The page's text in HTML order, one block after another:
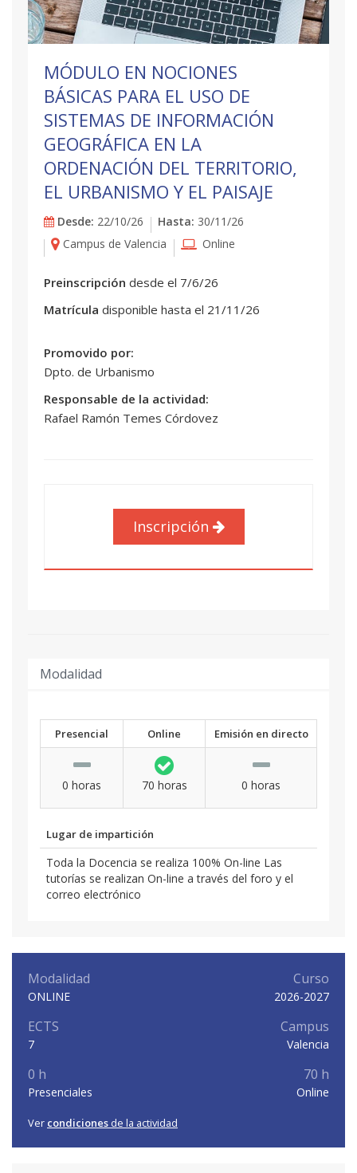
MÓDULO EN NOCIONES
BÁSICAS PARA EL USO DE
SISTEMAS DE INFORMACIÓN
GEOGRÁFICA EN LA
ORDENACIÓN DEL TERRITORIO,
EL URBANISMO Y EL PAISAJE
Desde: 22/10/26 Hasta: 30/11/26
Campus de Valencia
Online
Preinscripción
desde el 7/6/26
Matrícula disponible hasta el 21/11/26
Promovido por:
Dpto. de Urbanismo
Responsable de la actividad:
Rafael Ramón Temes Córdovez
Inscripción
Modalidad
Presencial Online Emisión en directo
0 horas 70 horas 0 horas
Lugar de impartición
Toda la Docencia se realiza 100% On-line Las
tutorías se realizan On-line a través del foro y el
correo electrónico
Modalidad
ONLINE
Curso
2026-2027
ECTS
7
Campus
Valencia
0 h
Presenciales
70 h
Online
Ver condiciones de la actividad